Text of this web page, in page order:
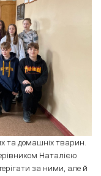
та домашніх тварин.
Наталією
за ними, але й